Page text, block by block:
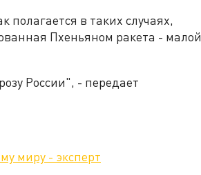
полагается в таких случаях,
Пхеньяном ракета - малой
России", - передает
миру - эксперт